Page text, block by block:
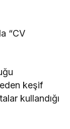
“CV
keşif
kullandığı